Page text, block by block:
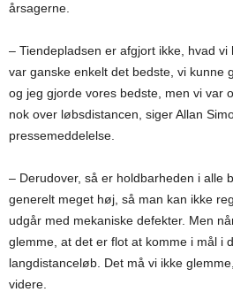
årsagerne.
– Tiendepladsen er afgjort ikke, hvad
var ganske enkelt det bedste, vi kunne
og jeg gjorde vores bedste, men vi var
nok over løbsdistancen, siger Allan
pressemeddelelse.
– Derudover, så er holdbarheden i alle
generelt meget høj, så man kan ikke
udgår med mekaniske defekter. Men
glemme, at det er flot at komme i mål i
langdistanceløb. Det må vi ikke
videre.